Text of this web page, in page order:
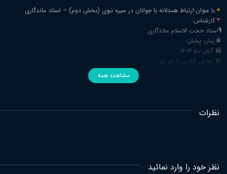
با عنوان:ارتباط همدلانه با جوانان در سیره نبوی (بخش دوم) – استاد ماندگاری
کارشناس:
🎙استاد حجت الاسلام ماندگاری
زمان پخش:
آبان ماه ۱۴۰۴
پخش آنلاین از طریق:
◄مرکز مطالعات و پاسخگویی به شبهات (حوزه‌های علمیه)
مشاهده همه
نظرات
نظر خود را وارد نمائید